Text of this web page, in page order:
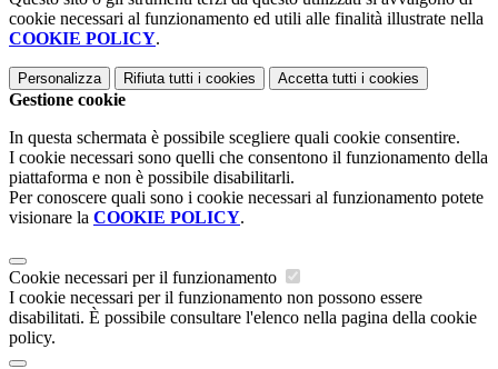
cookie necessari al funzionamento ed utili alle finalità illustrate nella
COOKIE POLICY.
Personalizza Rifiuta tutti i cookies Accetta tutti i cookies
Gestione cookie
In questa schermata è possibile scegliere quali cookie consentire.
I cookie necessari sono quelli che consentono il funzionamento della
piattaforma e non è possibile disabilitarli.
Per conoscere quali sono i cookie necessari al funzionamento potete
visionare la COOKIE POLICY.
Cookie necessari per il funzionamento
I cookie necessari per il funzionamento non possono essere
disabilitati. È possibile consultare l'elenco nella pagina della cookie
policy.